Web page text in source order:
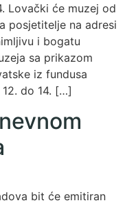
Lovački će muzej od
posjetitelje na adresi
i bogatu
sa prikazom
iz fundusa
do 14. […]
bit će emitiran